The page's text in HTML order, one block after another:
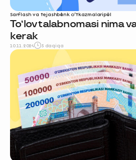
Sarflash va tejashbank o‘tkazmalaripul
To‘lov talabnomasi nima
kerak
10.11.2024 5 daqiqa